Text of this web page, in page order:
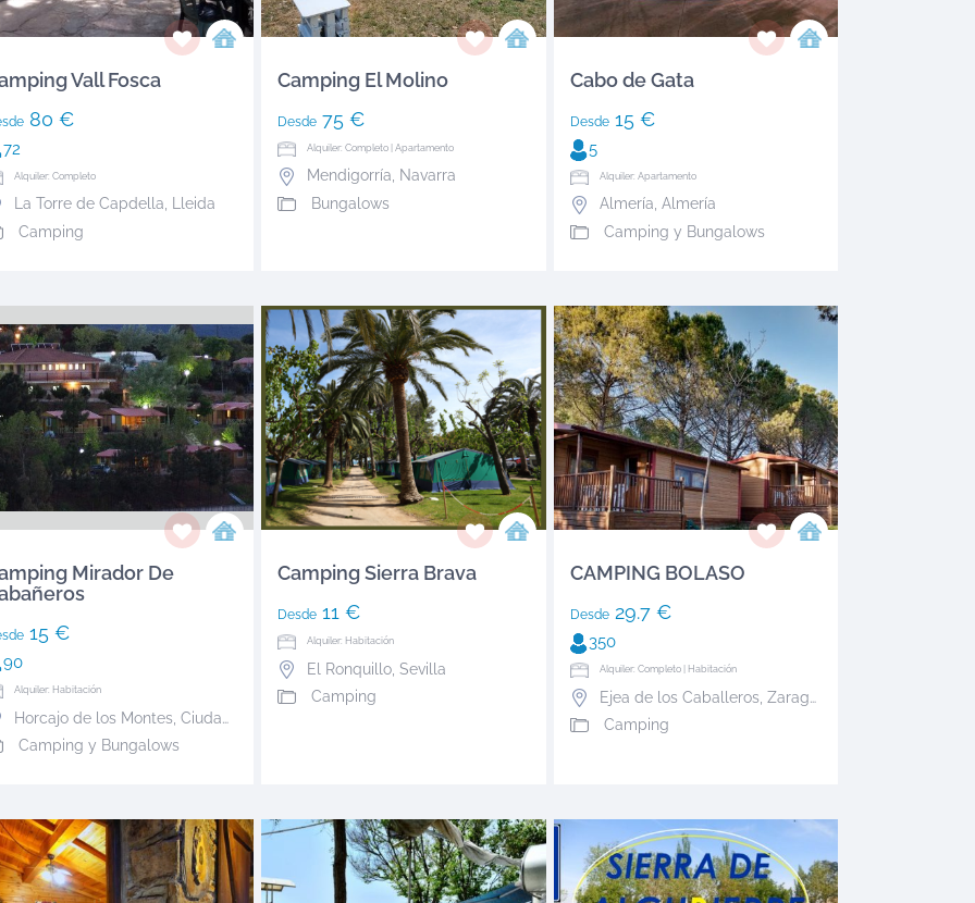
Vall Fosca
80 €
72
Alquiler: Completo
La Torre de Capdella, Lleida
Camping
Camping El Molino
Desde75 €
Alquiler: Completo | Apartamento
Mendigorría, Navarra
Bungalows
Cabo de Gata
Desde15 €
5
Alquiler: Apartamento
Almería, Almería
Camping y Bungalows
Mirador De
15 €
90
Alquiler: Habitación
Horcajo de los Montes Ciudad Real
Camping y Bungalows
Camping Sierra Brava
Desde11 €
Alquiler: Habitación
El Ronquillo, Sevilla
Camping
CAMPING BOLASO
Desde29.7 €
350
Alquiler: Completo | Habitación
Ejea de los Caballeros, Zaragoza
Camping